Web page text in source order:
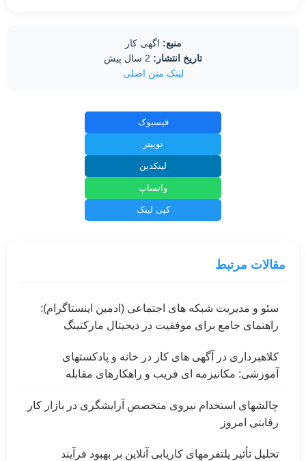
منبع: اگهی کار
تاریخ انتشار:
لینک متن اصلی
فیسبوک
توییتر
لینکدین
واتساپ
کپی لینک
مقالات مرتبط
سئو و مدیریت شبکه های اجتماعی (ادمین اینستاگرام):
راهنمای جامع برای موفقیت در دیجیتال مارکتینگ
کلاهبرداری در آگهی های کار در خانه و پادکستهای
آموزشی: مکانیزمه ای فریب و راهکارهای مقابله
چالشهای استخدام نیروی متخصص آرایشگری در بازار کار
رقابتی امروز
تحلیل تأثیر پلتفرمهای کاریابی آنلاین بر بهبود فرآیند